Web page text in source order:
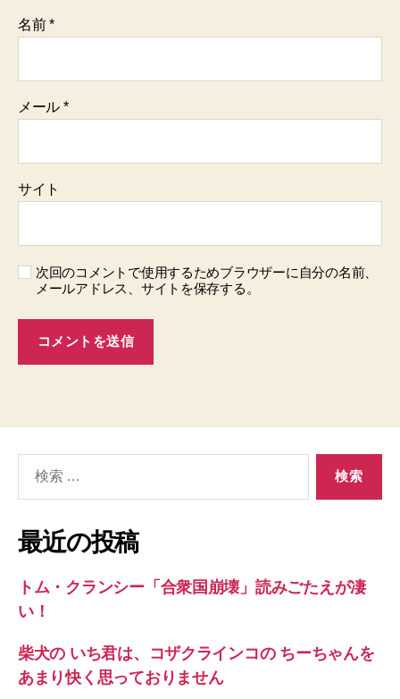
名前*
メール *
サイト
次回のコメントで使用するためブラウザーに自分の名前、
メールアドレス、サイトを保存する。
象:
最近の投稿
トム・クランシー「合衆国崩壊」読みごたえが凄
い！
柴犬の いち君は、コザクラインコの ちーちゃんを
あまり快く思っておりません